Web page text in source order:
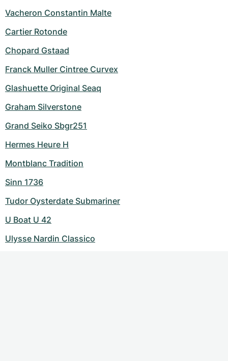
Vacheron Constantin Malte
Cartier Rotonde
Chopard Gstaad
Franck Muller Cintree Curvex
Glashuette Original Seaq
Graham Silverstone
Grand Seiko Sbgr251
Hermes Heure H
Montblanc Tradition
Sinn 1736
Tudor Oysterdate Submariner
U Boat U 42
Ulysse Nardin Classico